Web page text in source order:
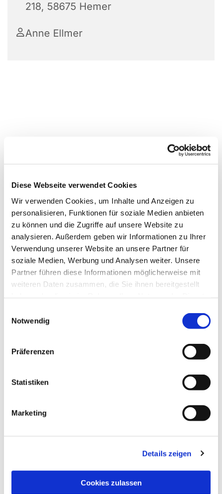
Diese Webseite verwendet Cookies
Wir verwenden Cookies, um Inhalte und Anzeigen zu
personalisieren, Funktionen für soziale Medien anbieten
zu können und die Zugriffe auf unsere Website zu
analysieren. Außerdem geben wir Informationen zu Ihrer
Verwendung unserer Website an unsere Partner für
soziale Medien, Werbung und Analysen weiter. Unsere
Partner führen diese Informationen möglicherweise mit
weiteren Daten zusammen, die Sie ihnen bereitgestellt
Notwendig
Präferenzen
Statistiken
Marketing
Details zeigen
Cookies zulassen
218, 58675 Hemer
Anne Ellmer
Dies könnte Sie auch
interessieren